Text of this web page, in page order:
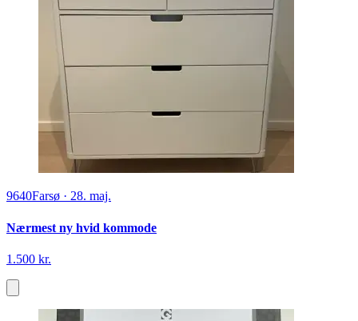
9640Farsø · 28. maj.
Nærmest ny hvid kommode
1.500 kr.